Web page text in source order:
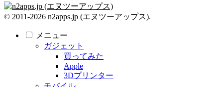
© 2011-2026 n2apps.jp (エヌツーアップス).
メニュー
ガジェット
買ってみた
Apple
3Dプリンター